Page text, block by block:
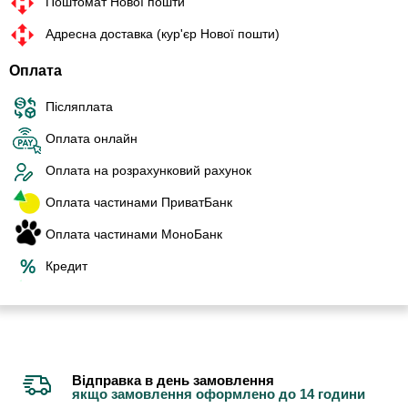
Адресна доставка (кур'єр Нової пошти)
Оплата
Післяплата
Оплата онлайн
Оплата на розрахунковий рахунок
Оплата частинами ПриватБанк
Оплата частинами МоноБанк
Кредит
Відправка в день замовлення
якщо замовлення оформлено до 14 години